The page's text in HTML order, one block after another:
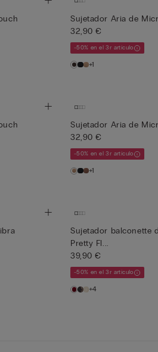
Sujetador Aria de
32,90 €
-50% en el 3r artículo
+1
Sujetador Aria de
32,90 €
-50% en el 3r artículo
+1
Sujetador balconette
Pretty Fl...
39,90 €
-50% en el 3r artículo
+4